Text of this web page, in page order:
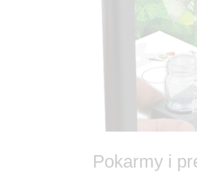
Pokarmy i